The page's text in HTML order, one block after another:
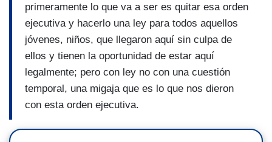
primeramente lo que va a ser es quitar esa orden
ejecutiva y hacerlo una ley para todos aquellos
jóvenes, niños, que llegaron aquí sin culpa de
ellos y tienen la oportunidad de estar aquí
legalmente; pero con ley no con una cuestión
temporal, una migaja que es lo que nos dieron
con esta orden ejecutiva.